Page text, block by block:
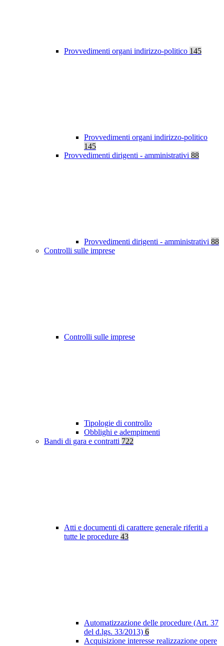
Provvedimenti organi indirizzo-politico 145
Provvedimenti organi indirizzo-politico
145
Provvedimenti dirigenti - amministrativi 88
Provvedimenti dirigenti - amministrativi 88
Controlli sulle imprese
Controlli sulle imprese
Tipologie di controllo
Obblighi e adempimenti
Bandi di gara e contratti 722
Atti e documenti di carattere generale riferiti a
tutte le procedure 43
Automatizzazione delle procedure (Art. 37
del d.lgs. 33/2013) 6
Acquisizione interesse realizzazione opere